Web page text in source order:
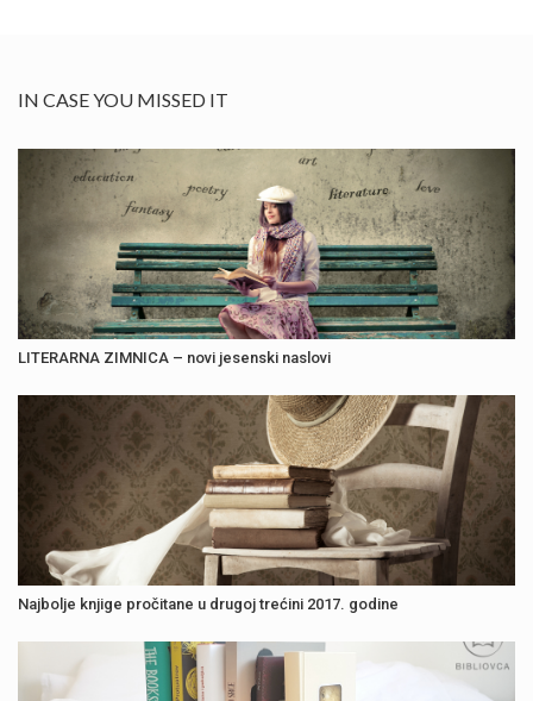
IN CASE YOU MISSED IT
LITERARNA ZIMNICA – novi jesenski naslovi
Najbolje knjige pročitane u drugoj trećini 2017. godine